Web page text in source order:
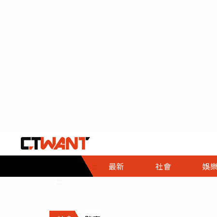
::: 最新 社會
社會首頁
時事
調查
娛樂
娛樂首頁
即時
財經首頁
熱線
政